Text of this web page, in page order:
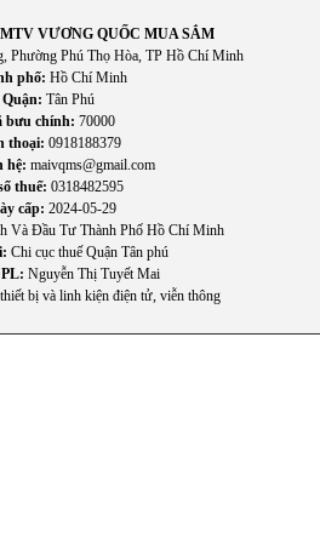
tại: Gia đình, Văn phòng, Cửa
thành thiết bị làm mát đa năng cho
nhau.
VƯƠNG QUỐC MUA SẮM
Phường Phú Thọ Hòa, TP Hồ Chí Minh
phố: Hồ Chí Minh
Quận: Tân Phú
bưu chính: 70000
thoại: 0918188379
hệ: maivqms@gmail.com
thuế: 0318482595
cấp: 2024-05-29
Và Đầu Tư Thành Phố Hồ Chí Minh
Chi cục thuế Quận Tân phú
Nguyễn Thị Tuyết Mai
bị và linh kiện điện tử, viễn thông